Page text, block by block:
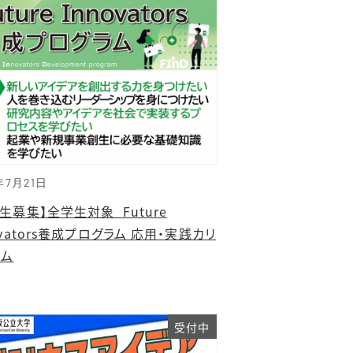
月21日
生募集】全学生対象_Future
養成プログラム 応用・実践カリ
受付中